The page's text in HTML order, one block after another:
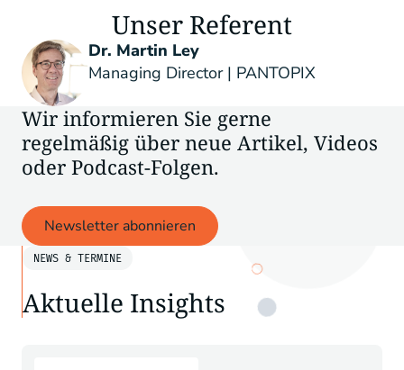
Unser Referent
Dr. Martin Ley
Managing Director | PANTOPIX
Wir informieren Sie gerne
regelmäßig über neue Artikel, Videos
oder Podcast-Folgen.
Newsletter abonnieren
NEWS & TERMINE
Aktuelle Insights